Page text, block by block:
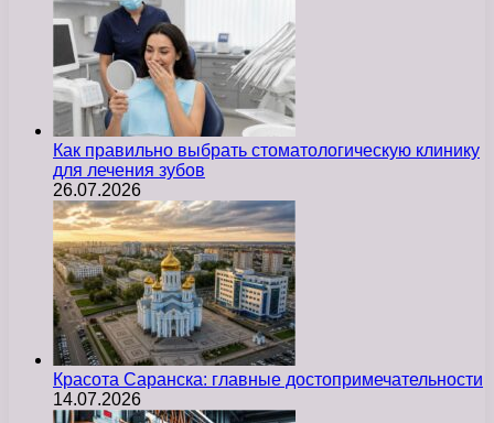
Как правильно выбрать стоматологическую клинику
для лечения зубов
26.07.2026
Красота Саранска: главные достопримечательности
14.07.2026